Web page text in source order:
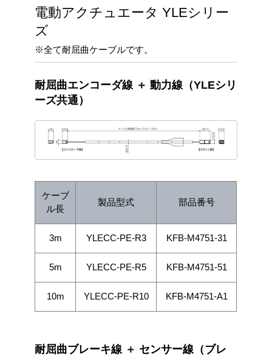
電動アクチュエータ YLEシリー
ズ
※全て耐屈曲ケーブルです。
耐屈曲エンコーダ線 ＋ 動力線（YLEシリ
ーズ共通）
ケーブ
ル長
製品型式 部品番号
3m YLECC-PE-R3 KFB-M4751-31
5m YLECC-PE-R5 KFB-M4751-51
10m YLECC-PE-R10 KFB-M4751-A1
耐屈曲ブレーキ線 ＋ センサー線（ブレ